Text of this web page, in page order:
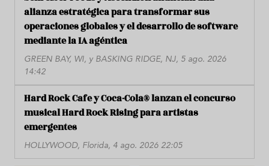
alianza estratégica para transformar sus
operaciones globales y el desarrollo de software
mediante la IA agéntica
GREEN BAY, WI, y BASKING RIDGE, NJ, 5 ago. 2026
14:42
Hard Rock Cafe y Coca-Cola® lanzan el concurso
musical Hard Rock Rising para artistas
emergentes
HOLLYWOOD, Florida, 4 ago. 2026 22:05